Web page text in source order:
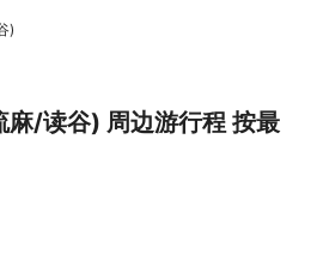
)
/读谷) 周边游行程 按最